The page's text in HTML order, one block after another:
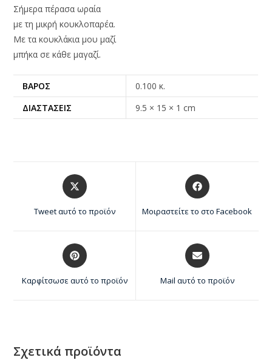
Σήμερα πέρασα ωραία
με τη μικρή κουκλοπαρέα.
Με τα κουκλάκια μου μαζί
μπήκα σε κάθε μαγαζί.
ΒΆΡΟΣ
0.100 κ.
ΔΙΑΣΤΆΣΕΙΣ
9.5 × 15 × 1 cm
Tweet αυτό το προϊόν Μοιραστείτε το στο Facebook
Καρφίτσωσε αυτό το προϊόν Mail αυτό το προϊόν
Σχετικά προϊόντα